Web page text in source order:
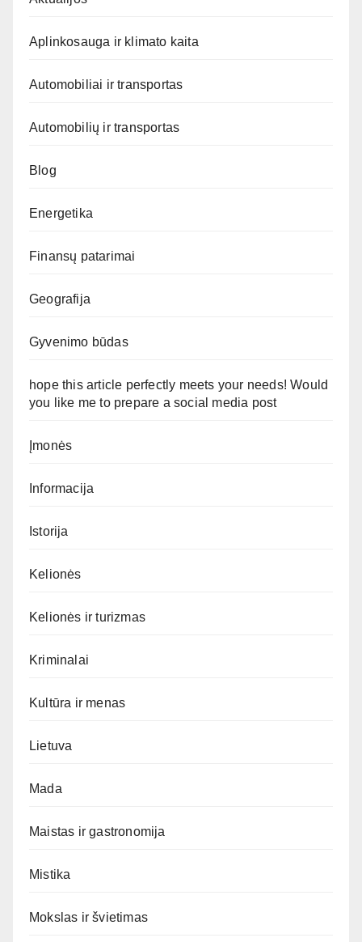
Aplinkosauga ir klimato kaita
Automobiliai ir transportas
Automobilių ir transportas
Blog
Energetika
Finansų patarimai
Geografija
Gyvenimo būdas
hope this article perfectly meets your needs! Would
you like me to prepare a social media post
Įmonės
Informacija
Istorija
Kelionės
Kelionės ir turizmas
Kriminalai
Kultūra ir menas
Lietuva
Mada
Maistas ir gastronomija
Mistika
Mokslas ir švietimas